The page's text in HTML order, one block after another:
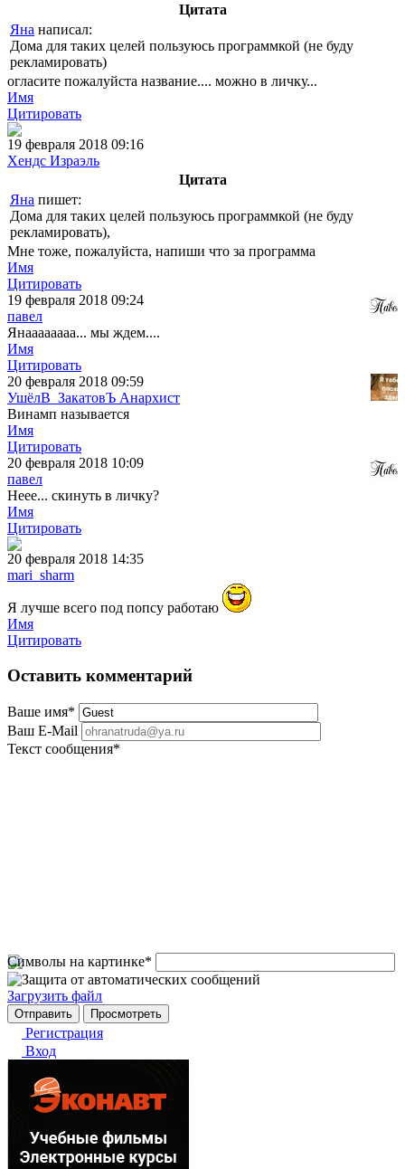
Цитата
Яна написал:
Дома для таких целей пользуюсь программкой (не буду
рекламировать)
огласите пожалуйста название.... можно в личку...
Имя
Цитировать
19 февраля 2018 09:16
Хендс Израэль
Цитата
Яна пишет:
Дома для таких целей пользуюсь программкой (не буду
рекламировать),
Мне тоже, пожалуйста, напиши что за программа
Имя
Цитировать
19 февраля 2018 09:24
павел
Янаааааааа... мы ждем....
Имя
Цитировать
20 февраля 2018 09:59
УшёлВ_ЗакатовЪ Анархист
Винамп называется
Имя
Цитировать
20 февраля 2018 10:09
павел
Неее... скинуть в личку?
Имя
Цитировать
20 февраля 2018 14:35
mari_sharm
Я лучше всего под попсу работаю
Имя
Цитировать
Оставить комментарий
Ваше имя*
Ваш E-Mail
Текст сообщения*
Символы на картинке*
Загрузить файл
Регистрация
Вход